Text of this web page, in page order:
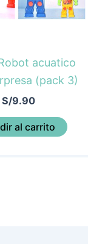
acuatico
(pack 3)
S/9.90
al carrito